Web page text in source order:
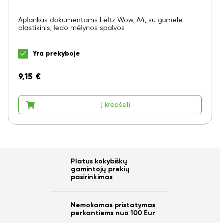
Aplankas dokumentams LeItz Wow, A4, su gumele,
plastikinis, ledo mėlynos spalvos
Yra prekyboje
9,15 €
Į krepšelį
Platus kokybiškų
gamintojų prekių
pasirinkimas
Nemokamas pristatymas
perkantiems nuo 100 Eur